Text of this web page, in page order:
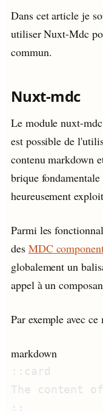
Dans cet article je
utiliser Nuxt-Mdc
commun.
Nuxt-mdc
Le module nuxt-
est possible de
contenu markdown
brique
heureusement
Parmi les
des MDC
globalement un
appel à un
Par exemple avec
markdown